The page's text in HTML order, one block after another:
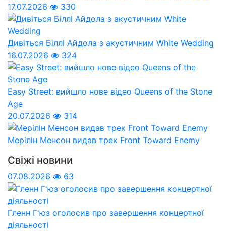
17.07.2026
330
Дивіться Біллі Айдола з акустичним White Wedding
16.07.2026
324
Easy Street: вийшло нове відео Queens of the Stone
Age
20.07.2026
314
Мерілін Менсон видав трек Front Toward Enemy
Свіжі новини
07.08.2026 63
Гленн Г'юз оголосив про завершення концертної
діяльності